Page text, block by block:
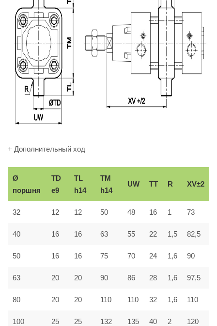
+ Дополнительный ход
Ø
поршня
TD
e9
TL
h14
TM
h14
UW TT R XV±2
32 12 12 50 48 16 1 73
40 16 16 63 55 22 1,5 82,5
50 16 16 75 70 24 1,6 90
63 20 20 90 86 28 1,6 97,5
80 20 20 110 110 32 1,6 110
100 25 25 132 135 40 2 120